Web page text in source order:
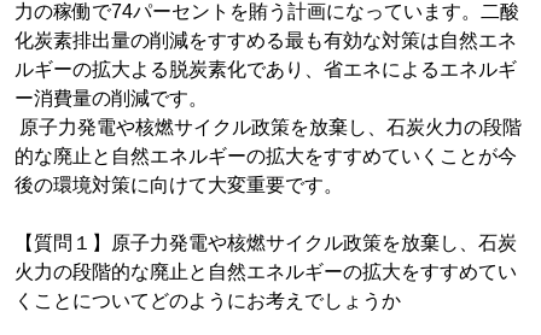
力の稼働で74パーセントを賄う計画になっています。二酸
化炭素排出量の削減をすすめる最も有効な対策は自然エネ
ルギーの拡大よる脱炭素化であり、省エネによるエネルギ
ー消費量の削減です。
原子力発電や核燃サイクル政策を放棄し、石炭火力の段階
的な廃止と自然エネルギーの拡大をすすめていくことが今
後の環境対策に向けて大変重要です。
【質問１】原子力発電や核燃サイクル政策を放棄し、石炭
火力の段階的な廃止と自然エネルギーの拡大をすすめてい
くことについてどのようにお考えでしょうか